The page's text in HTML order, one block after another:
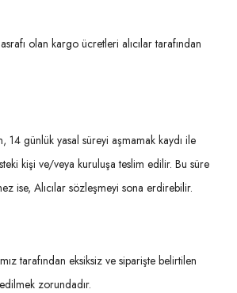
olan kargo ücretleri alıcılar tarafından
14 günlük yasal süreyi aşmamak kaydı ile
kişi ve/veya kuruluşa teslim edilir. Bu süre
ise, Alıcılar sözleşmeyi sona erdirebilir.
tarafından eksiksiz ve siparişte belirtilen
zorundadır.